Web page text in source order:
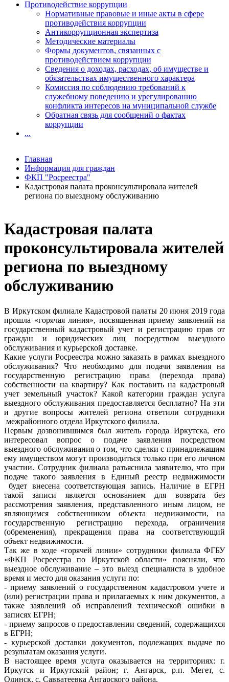
Кадастровая палата
проконсультировала жителей
региона по выездному
обслуживанию
В Иркутском филиале Кадастровой палаты 20 июня 2019 года
прошла «горячая линия», посвященная приему заявлений на
государственный кадастровый учет и регистрацию прав от
граждан и юридических лиц посредством выездного
обслуживания и курьерской доставке.
Какие услуги Росреестра можно заказать в рамках выездного
обслуживания? Что необходимо для подачи заявления на
государственную регистрацию права (перехода права)
собственности на квартиру? Как поставить на кадастровый
учет земельный участок? Какой категории граждан услуга
выездного обслуживания предоставляется бесплатно? На эти
и другие вопросы жителей региона ответили сотрудники
межрайонного отдела Иркутского филиала.
Первым дозвонившимся был житель города Иркутска, его
интересовал вопрос о подаче заявления посредством
выездного обслуживания о том, что сделки с принадлежащим
ему имуществом могут производиться только при его личном
участии. Сотрудник филиала разъяснила заявителю, что при
подаче такого заявления в Единый реестр недвижимости
будет внесена соответствующая запись. Наличие в ЕГРН
такой записи является основанием для возврата без
рассмотрения заявления, представленного иным лицом, не
являющимся собственником объекта недвижимости, на
государственную регистрацию перехода, ограничения
(обременения), прекращения права на соответствующий
объект недвижимости.
Так же в ходе «горячей линии» сотрудники филиала ФГБУ
«ФКП Росреестра по Иркутской области» поясняли, что
выездное обслуживание – это выезд специалиста в удобное
время и место для оказания услуги по:
- приему заявлений о государственном кадастровом учете и
(или) регистрации права и прилагаемых к ним документов, а
также заявлений об исправлений технической ошибки в
записях ЕГРН;
- приему запросов о предоставлении сведений, содержащихся
в ЕГРН;
- курьерской доставки документов, подлежащих выдаче по
результатам оказания услуги.
В настоящее время услуга оказывается на территориях: г.
Иркутск и Иркутский район; г. Ангарск, р.п. Мегет, с.
Одинск, с. Савватеевка Ангарского района.
Противодействие коррупции
Нормативные правовые и иные акты в сфере
противодействия коррупции
Антикоррупционная экспертиза
Методические материалы
Формы документов, связанных с
противодействием коррупции
Сведения о доходах, расходах, об имуществе и
обязательствах имущественного характера
Комиссия по соблюдению требований к
служебному поведению и урегулированию
конфликта интересов на муниципальной службе
Обратная связь для сообщений о фактах
коррупции
...
Главная
Информация для граждан
ФКП "Росреестра"
Кадастровая палата проконсультировала жителей
региона по выездному обслуживанию